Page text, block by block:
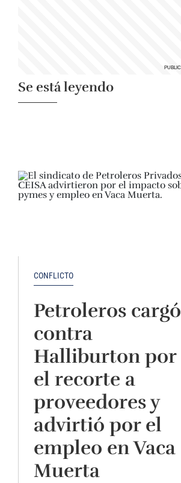
Se está leyendo
CONFLICTO
Petroleros cargó
contra
Halliburton por
el recorte a
proveedores y
advirtió por el
empleo en Vaca
Muerta